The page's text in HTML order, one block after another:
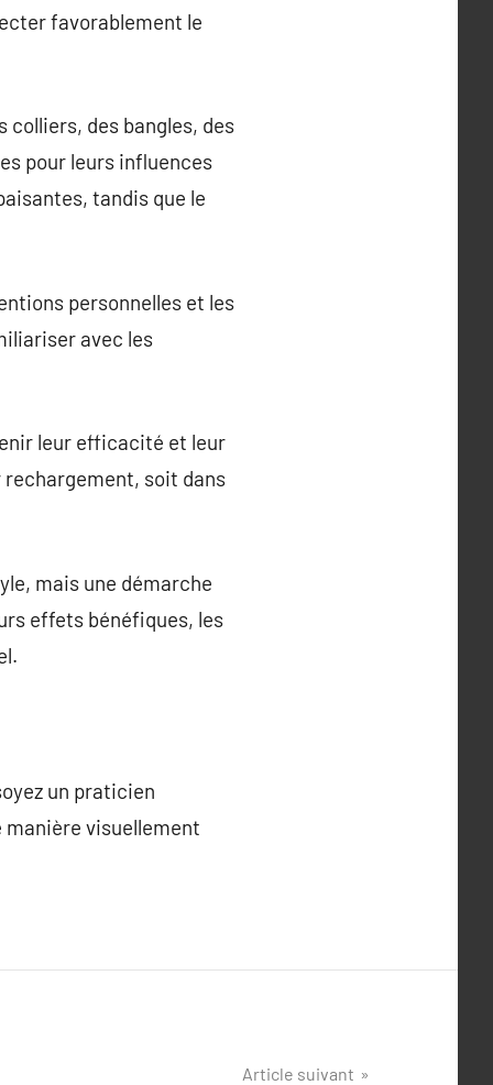
favorablement le
colliers, des bangles, des
pour leurs influences
tandis que le
personnelles et les
avec les
leur efficacité et leur
rechargement, soit dans
mais une démarche
effets bénéfiques, les
un praticien
manière visuellement
Article suivant